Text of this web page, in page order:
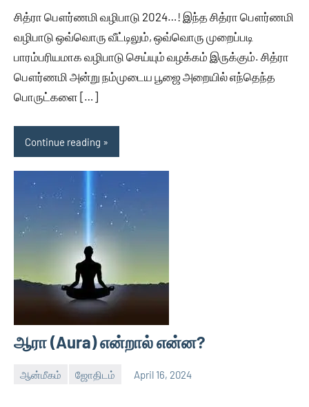
சித்ரா பௌர்ணமி வழிபாடு 2024…! இந்த சித்ரா பௌர்ணமி
வழிபாடு ஒவ்வொரு வீட்டிலும், ஒவ்வொரு முறைப்படி
பாரம்பரியமாக வழிபாடு செய்யும் வழக்கம் இருக்கும். சித்ரா
பௌர்ணமி அன்று நம்முடைய பூஜை அறையில் எந்தெந்த
பொருட்களை […]
Continue reading
ஆரா (Aura) என்றால் என்ன?
ஆன்மீகம் ஜோதிடம் April 16, 2024
Auser
No